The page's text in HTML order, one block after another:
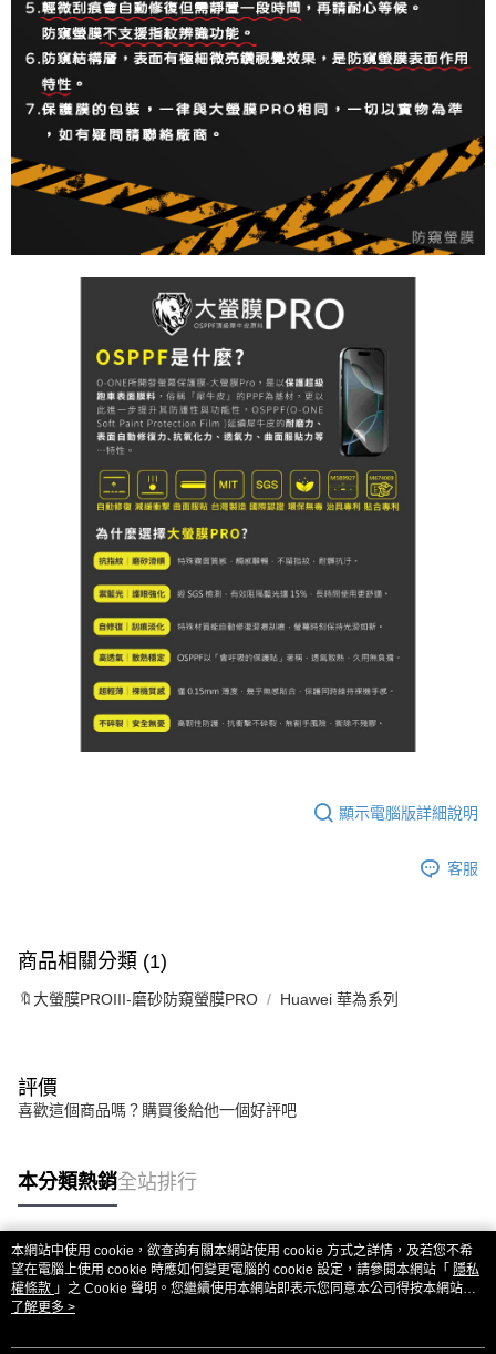
顯示電腦版詳細說明
客服
商品相關分類 (1)
🔖大螢膜PROIII-磨砂防窺螢膜PRO Huawei 華為系列
評價
喜歡這個商品嗎？購買後給他一個好評吧
本分類熱銷全站排行
熱門標籤
本網站中使用 cookie，欲查詢有關本網站使用 cookie 方式之詳情，及若您不希
望在電腦上使用 cookie 時應如何變更電腦的 cookie 設定，請參閱本網站「 隱私
權條款 」之 Cookie 聲明。您繼續使用本網站即表示您同意本公司得按本網站使
用條款之 Cookie 聲明使用 cookie。
了解更多 >